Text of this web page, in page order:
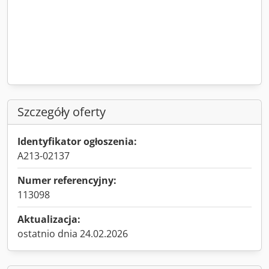
Szczegóły oferty
Identyfikator ogłoszenia:
A213-02137
Numer referencyjny:
113098
Aktualizacja:
ostatnio dnia 24.02.2026